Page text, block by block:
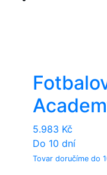
5.983 Kč
Do 10 dní
Tovar doručíme do